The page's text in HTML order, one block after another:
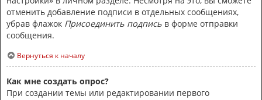
отменить добавление подписи в отдельных сообщениях,
убрав флажок Присоединить подпись в форме отправки
сообщения.
Вернуться к началу
Как мне создать опрос?
При создании темы или редактировании первого